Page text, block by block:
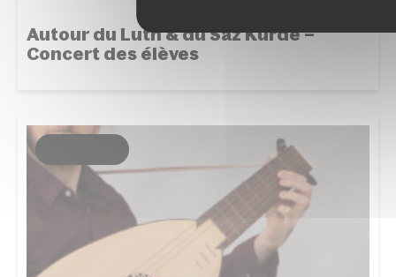
Autour du Luth & du Saz Kurde –
Concert des élèves